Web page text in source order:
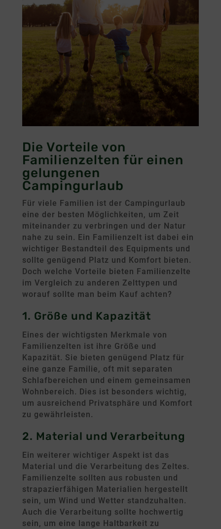
Die Vorteile von
Familienzelten für einen
gelungenen
Campingurlaub
Für viele Familien ist der Campingurlaub
eine der besten Möglichkeiten, um Zeit
miteinander zu verbringen und der Natur
nahe zu sein. Ein Familienzelt ist dabei ein
wichtiger Bestandteil des Equipments und
sollte genügend Platz und Komfort bieten.
Doch welche Vorteile bieten Familienzelte
im Vergleich zu anderen Zelttypen und
worauf sollte man beim Kauf achten?
1. Größe und Kapazität
Eines der wichtigsten Merkmale von
Familienzelten ist ihre Größe und
Kapazität. Sie bieten genügend Platz für
eine ganze Familie, oft mit separaten
Schlafbereichen und einem gemeinsamen
Wohnbereich. Dies ist besonders wichtig,
um ausreichend Privatsphäre und Komfort
zu gewährleisten.
2. Material und Verarbeitung
Ein weiterer wichtiger Aspekt ist das
Material und die Verarbeitung des Zeltes.
Familienzelte sollten aus robusten und
strapazierfähigen Materialien hergestellt
sein, um Wind und Wetter standzuhalten.
Auch die Verarbeitung sollte hochwertig
sein, um eine lange Haltbarkeit zu